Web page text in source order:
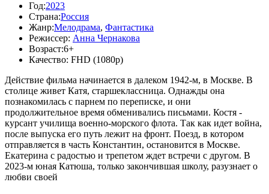
Год:2023
Страна:Россия
Жанр:Мелодрама, Фантастика
Режиссер: Анна Чернакова
Возраст:6+
Качество: FHD (1080p)
Действие фильма начинается в далеком 1942-м, в Москве. В
столице живет Катя, старшеклассница. Однажды она
познакомилась с парнем по переписке, и они
продолжительное время обменивались письмами. Костя -
курсант училища военно-морского флота. Так как идет война,
после выпуска его путь лежит на фронт. Поезд, в котором
отправляется в часть Константин, остановится в Москве.
Екатерина с радостью и трепетом ждет встречи с другом. В
2023-м юная Катюша, только закончившая школу, разузнает о
любви своей